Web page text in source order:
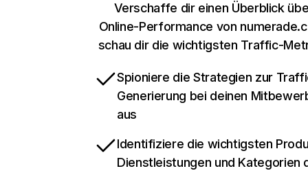
Verschaffe dir einen Überblick
Online-Performance von
schau dir die wichtigsten Traffic-
Spioniere die Strategien zur
Generierung bei deinen
aus
Identifiziere die wichtigsten
Dienstleistungen und Kategorien